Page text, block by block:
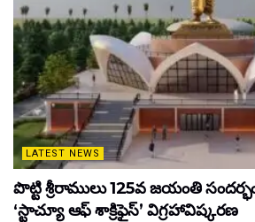
LATEST NEWS
పొట్టి శ్రీరాములు 125వ జయంతి
‘స్టాచ్యూ ఆఫ్ శాక్రిఫైస్’ విగ్రహావిష్కరణ